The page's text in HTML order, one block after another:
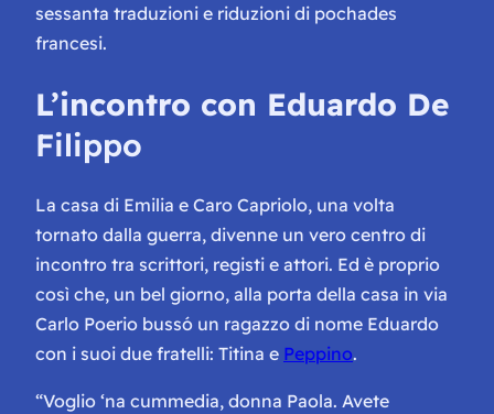
sessanta traduzioni e riduzioni di pochades
francesi.
L’incontro con Eduardo De
Filippo
La casa di Emilia e Caro Capriolo, una volta
tornato dalla guerra, divenne un vero centro di
incontro tra scrittori, registi e attori. Ed è proprio
così che, un bel giorno, alla porta della casa in via
Carlo Poerio bussó un ragazzo di nome Eduardo
con i suoi due fratelli: Titina e Peppino.
“Voglio ‘na cummedia, donna Paola. Avete